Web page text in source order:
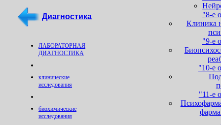
"8-е
Клиника
"9-е
"10-е
"11-е
Диагностика
ЛАБОРАТОРНАЯ
ДИАГНОСТИКА
клинические
исследования
биохимические
иcследования